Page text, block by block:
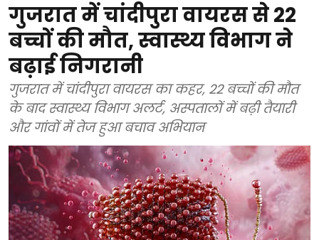
गुजरात में चांदीपुरा वायरस से 22
बच्चों की मौत, स्वास्थ्य विभाग ने
बढ़ाई निगरानी
गुजरात में चांदीपुरा वायरस का कहर, 22 बच्चों की मौत
के बाद स्वास्थ्य विभाग अलर्ट, अस्पतालों में बढ़ी तैयारी
और गांवों में तेज हुआ बचाव अभियान